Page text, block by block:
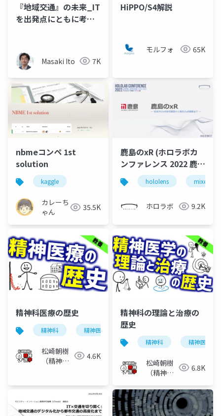
『地域交通』の未来_IT
を出発点にともに考え
Masaki Ito 7K
HiPPO/S4解説
モルフォ 65K
nbmeコンペ 1st
solution
kaggle
カレーち
ゃん
35.5K
鹿島のxR (ホロラボカ
ンファレンス 2022 鹿島
建設株式会社 近藤様 発
表スライド)
hololens mixed
ホロラボ 9.2K
精神科医療の歴史
精神科 精神医学 歴史
松崎朝樹
（精神科
4.6K
精神科の理論と治療の
歴史
精神科 精神医学
松崎朝樹
（精神科
6.8K